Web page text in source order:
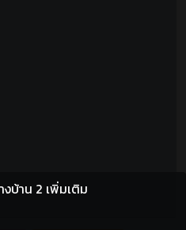
บ้าน 2 เพิ่มเติม